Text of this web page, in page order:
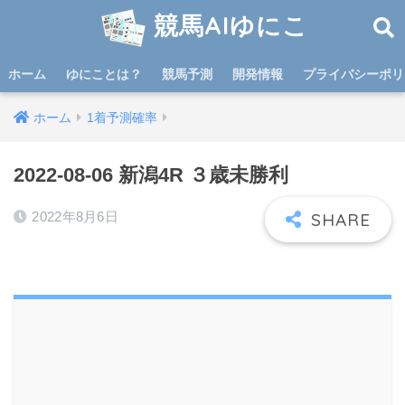
競馬AIゆにこ
ホーム ゆにことは？ 競馬予測 開発情報 プライバシーポ
ホーム 1着予測確率
2022-08-06 新潟4R ３歳未勝利
2022年8月6日